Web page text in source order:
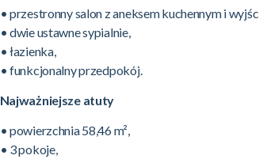
• przestronny salon z aneksem kuchennym i
• dwie ustawne sypialnie,
• łazienka,
• funkcjonalny przedpokój.
Najważniejsze atuty
• powierzchnia 58,46 m²,
• 3 pokoje,